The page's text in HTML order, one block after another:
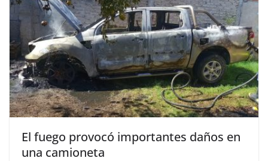
El fuego provocó importantes daños en
una camioneta